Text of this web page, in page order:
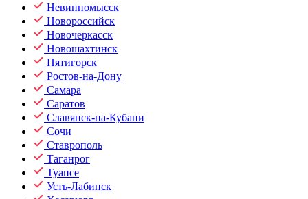
Невинномысск
Новороссийск
Новочеркасск
Новошахтинск
Пятигорск
Ростов-на-Дону
Самара
Саратов
Славянск-на-Кубани
Сочи
Ставрополь
Таганрог
Туапсе
Усть-Лабинск